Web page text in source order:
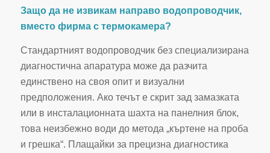
Защо да не извикам направо водопроводчик,
вместо фирма с термокамера?
Стандартният водопроводчик без специализирана
диагностична апаратура може да разчита
единствено на своя опит и визуални
предположения. Ако течът е скрит зад замазката
или в инсталационната шахта на панелния блок,
това неизбежно води до метода „къртене на проба
и грешка“. Плащайки за прецизна диагностика